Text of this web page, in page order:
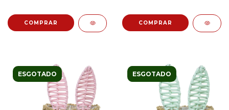
ESGOTADO ESGOTADO